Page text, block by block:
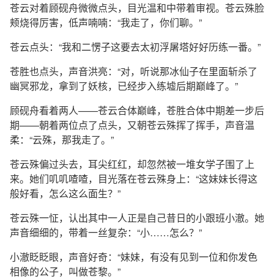
苍云对着顾砚舟微微点头，目光温和中带着审视。苍云殊脸
颊烧得厉害，低声喃喃：“我走了，你们聊。”
苍云点头：“我和二愣子这要去太初浮屠塔好好历练一番。”
苍胜也点头，声音洪亮：“对，听说那冰仙子在里面斩杀了
幽冥邪龙，拿到了妖核，已经步入练墟后期巅峰了。”
顾砚舟看着两人——苍云合体巅峰，苍胜合体中期差一步后
期——朝着两位点了点头，又朝苍云殊挥了挥手，声音温
柔：“云殊，那我走了。”
苍云殊偏过头去，耳尖红红，却忽然被一堆女学子围了上
来。她们叽叽喳喳，目光落在苍云殊身上：“这妹妹长得这
般好看，怎么这么面生？”
苍云殊一怔，认出其中一人正是自己昔日的小跟班小澈。她
声音细细的，带着一丝复杂：“小……怎么？”
小澈眨眨眼，声音好奇：“妹妹，有没有见到一位和你发色
相像的公子，叫做苍黎。”